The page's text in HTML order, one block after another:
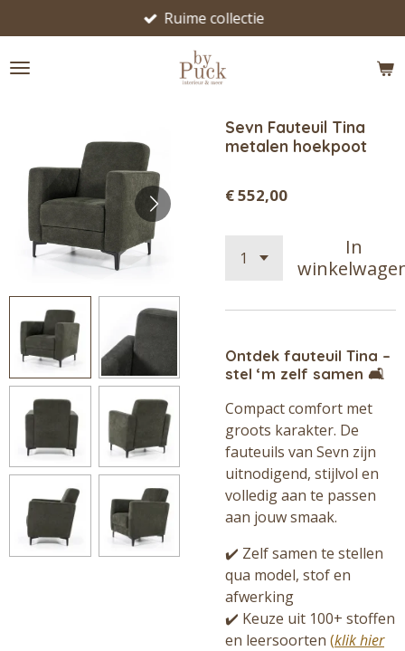
direct
naar
Ruime collectie
Sevn Fauteuil Tina
metalen hoekpoot
€ 552,00
In
Ontdek fauteuil Tina –
stel ‘m zelf samen 🛋️
Compact comfort met
groots karakter. De
fauteuils van Sevn zijn
uitnodigend, stijlvol en
volledig aan te passen
aan jouw smaak.
✔️ Zelf samen te stellen
qua model, stof en
afwerking
✔️ Keuze uit 100+ stoffen
en leersoorten (klik hier